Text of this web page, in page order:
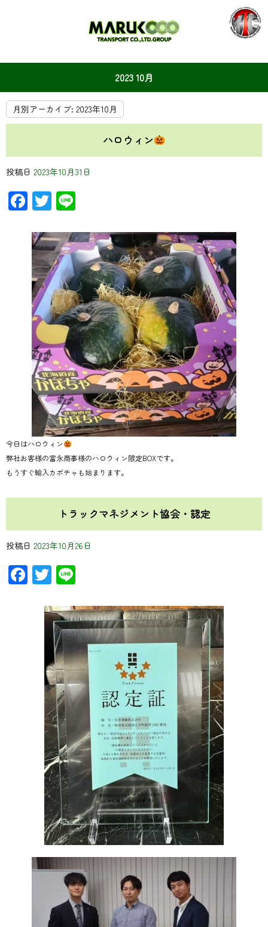
2023 10月
月別アーカイブ: 2023年10月
ハロウィン
投稿日 2023年10月31日
Facebook
Twitter
今日はハロウィン
弊社お客様の富永商事様のハロウィン限定BOXです。
もうすぐ輸入カボチャも始まります。
トラックマネジメント協会・認定
投稿日 2023年10月26日
Facebook
Twitter